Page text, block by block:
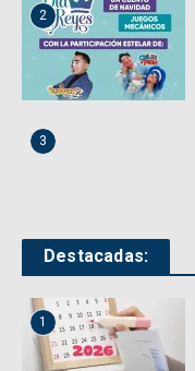
2
3
Destacadas:
1